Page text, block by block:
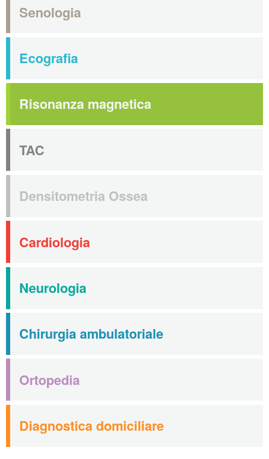
Senologia
Ecografia
Risonanza magnetica
TAC
Densitometria Ossea
Cardiologia
Neurologia
Chirurgia ambulatoriale
Ortopedia
Diagnostica domiciliare